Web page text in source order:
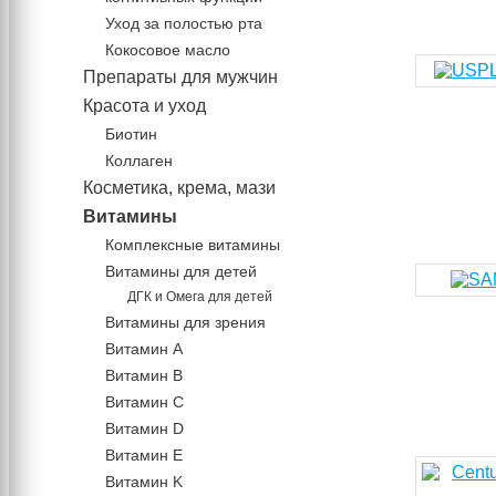
Уход за полостью рта
Кокосовое масло
Препараты для мужчин
Красота и уход
Биотин
Коллаген
Косметика, крема, мази
Витамины
Комплексные витамины
Витамины для детей
ДГК и Омега для детей
Витамины для зрения
Витамин А
Витамин В
Витамин C
Витамин D
Витамин Е
Витамин K